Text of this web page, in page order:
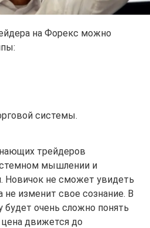
на Форекс можно
системы.
трейдеров
мышлении и
Новичок не сможет увидеть
не изменит свое сознание. В
будет очень сложно понять
движется до